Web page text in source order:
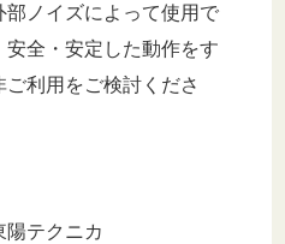
ノイズによって使用で
全・安定した動作をす
利用をご検討くださ
陽テクニカ